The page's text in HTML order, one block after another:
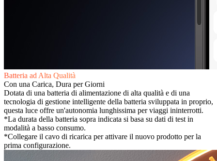
Batteria ad Alta Qualità
Con una Carica, Dura per Giorni
Dotata di una batteria di alimentazione di alta qualità e di una
tecnologia di gestione intelligente della batteria sviluppata in proprio,
questa luce offre un'autonomia lunghissima per viaggi ininterrotti.
*La durata della batteria sopra indicata si basa su dati di test in
modalità a basso consumo.
*Collegare il cavo di ricarica per attivare il nuovo prodotto per la
prima configurazione.